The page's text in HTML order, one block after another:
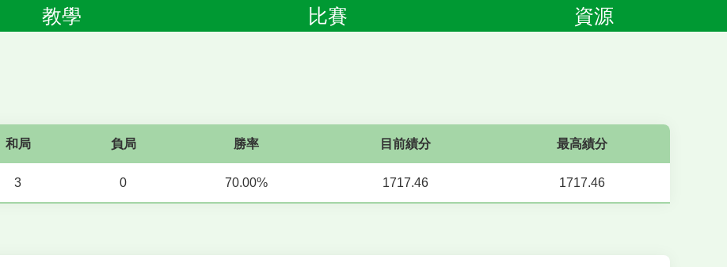
教學 比賽 資源
和局 負局 勝率 目前績分 最高績分
3 0 70.00% 1717.46 1717.46